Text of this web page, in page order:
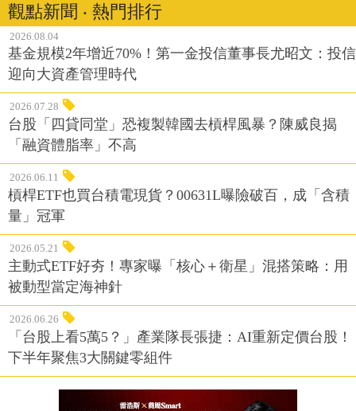
觀點新聞 ‧ 熱門排行
2026.08.04
基金規模2年增近70%！第一金投信董事長尤昭文：投信
迎向大資產管理時代
2026.07.28
台股「四貸同堂」恐複製韓國去槓桿風暴？陳威良揭
「融資體脂率」不高
2026.06.11
槓桿ETF也買台積電現貨？00631L曝險破百，成「含積
量」冠軍
2026.05.21
主動式ETF好夯！專家曝「核心＋衛星」混搭策略：用
被動型當定海神針
2026.06.26
「台股上看5萬5？」產業隊長張捷：AI重新定價台股！
下半年聚焦3大關鍵零組件